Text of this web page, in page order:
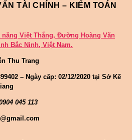
TÀI CHÍNH – KIỂM TOÁN
năng Việt Thắng, Đường Hoàng Văn
Bắc Ninh, Việt Nam.
Thu Trang
– Ngày cấp: 02/12/2020 tại Sở Kế
045 113